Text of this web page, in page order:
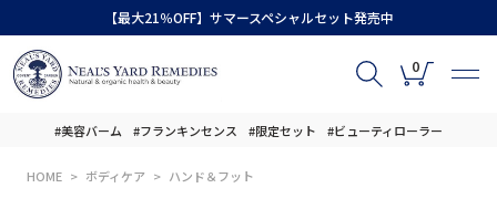
【最大21％OFF】サマースペシャルセット発売中
0
#美容バーム #フランキンセンス #限定セット #ビューティローラー
HOME ボディケア ハンド＆フット